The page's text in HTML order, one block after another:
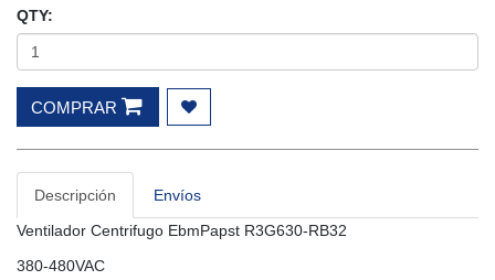
QTY:
COMPRAR
Descripción
Envíos
Ventilador Centrifugo EbmPapst R3G630-RB32
380-480VAC